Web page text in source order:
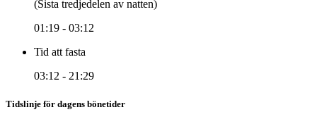
(Sista tredjedelen av natten)
01:19 - 03:12
Tid att fasta
03:12 - 21:29
Tidslinje för dagens bönetider